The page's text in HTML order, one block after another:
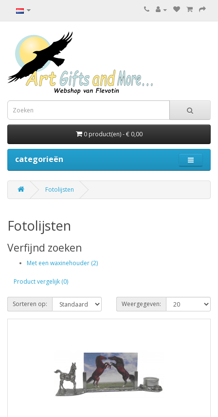
0 product(en) - € 0,00
categorieën
Fotolijsten
Fotolijsten
Verfijnd zoeken
Met een waxinehouder (2)
Product vergelijk (0)
Sorteren op: Weergegeven: